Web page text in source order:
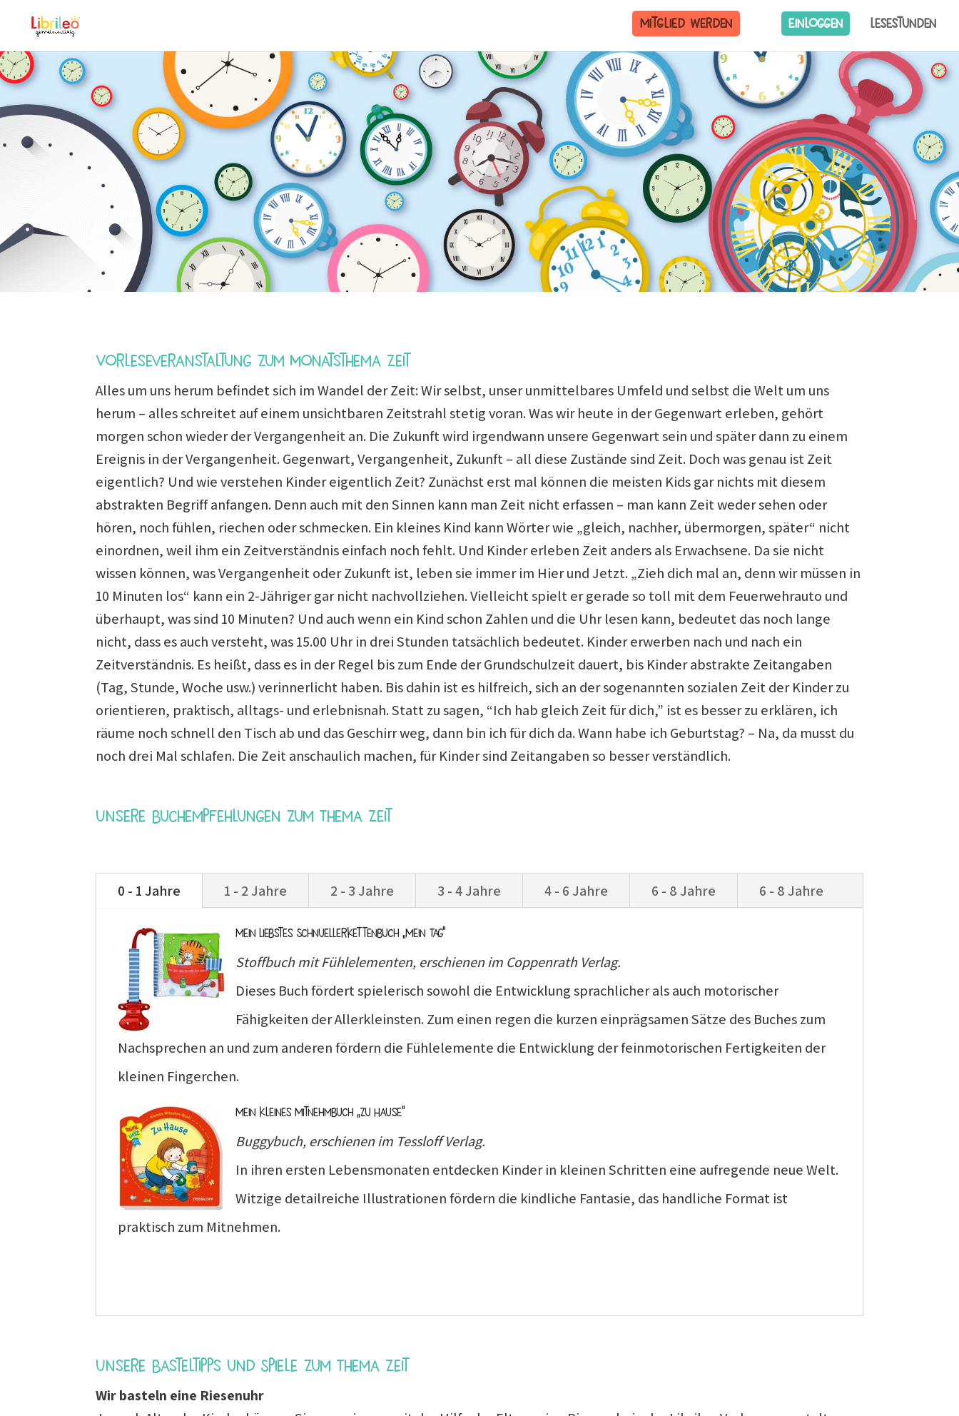
Mitglied werden Einloggen Lesestunden
Vorleseveranstaltung zum Monatsthema Zeit
Alles um uns herum befindet sich im Wandel der Zeit: Wir selbst, unser unmittelbares Umfeld und selbst die Welt um uns
herum – alles schreitet auf einem unsichtbaren Zeitstrahl stetig voran. Was wir heute in der Gegenwart erleben, gehört
morgen schon wieder der Vergangenheit an. Die Zukunft wird irgendwann unsere Gegenwart sein und später dann zu einem
Ereignis in der Vergangenheit. Gegenwart, Vergangenheit, Zukunft – all diese Zustände sind Zeit. Doch was genau ist Zeit
eigentlich? Und wie verstehen Kinder eigentlich Zeit? Zunächst erst mal können die meisten Kids gar nichts mit diesem
abstrakten Begriff anfangen. Denn auch mit den Sinnen kann man Zeit nicht erfassen – man kann Zeit weder sehen oder
hören, noch fühlen, riechen oder schmecken. Ein kleines Kind kann Wörter wie „gleich, nachher, übermorgen, später“ nicht
einordnen, weil ihm ein Zeitverständnis einfach noch fehlt. Und Kinder erleben Zeit anders als Erwachsene. Da sie nicht
wissen können, was Vergangenheit oder Zukunft ist, leben sie immer im Hier und Jetzt. „Zieh dich mal an, denn wir müssen in
10 Minuten los“ kann ein 2-Jähriger gar nicht nachvollziehen. Vielleicht spielt er gerade so toll mit dem Feuerwehrauto und
überhaupt, was sind 10 Minuten? Und auch wenn ein Kind schon Zahlen und die Uhr lesen kann, bedeutet das noch lange
nicht, dass es auch versteht, was 15.00 Uhr in drei Stunden tatsächlich bedeutet. Kinder erwerben nach und nach ein
Zeitverständnis. Es heißt, dass es in der Regel bis zum Ende der Grundschulzeit dauert, bis Kinder abstrakte Zeitangaben
(Tag, Stunde, Woche usw.) verinnerlicht haben. Bis dahin ist es hilfreich, sich an der sogenannten sozialen Zeit der Kinder zu
orientieren, praktisch, alltags- und erlebnisnah. Statt zu sagen, “Ich hab gleich Zeit für dich,” ist es besser zu erklären, ich
räume noch schnell den Tisch ab und das Geschirr weg, dann bin ich für dich da. Wann habe ich Geburtstag? – Na, da musst du
noch drei Mal schlafen. Die Zeit anschaulich machen, für Kinder sind Zeitangaben so besser verständlich.
Unsere Buchempfehlungen zum Thema Zeit
0 - 1 Jahre 1 - 2 Jahre 2 - 3 Jahre 3 - 4 Jahre 4 - 6 Jahre 6 - 8 Jahre 6 - 8 Jahre
Mein liebstes Schnuellerkettenbuch „Mein Tag“
Stoffbuch mit Fühlelementen, erschienen im Coppenrath Verlag.
Dieses Buch fördert spielerisch sowohl die Entwicklung sprachlicher als auch motorischer
Fähigkeiten der Allerkleinsten. Zum einen regen die kurzen einprägsamen Sätze des Buches zum
Nachsprechen an und zum anderen fördern die Fühlelemente die Entwicklung der feinmotorischen Fertigkeiten der
kleinen Fingerchen.
Mein kleines Mitnehmbuch „Zu Hause“
Buggybuch, erschienen im Tessloff Verlag.
In ihren ersten Lebensmonaten entdecken Kinder in kleinen Schritten eine aufregende neue Welt.
Witzige detailreiche Illustrationen fördern die kindliche Fantasie, das handliche Format ist
praktisch zum Mitnehmen.
Unsere Basteltipps und Spiele zum Thema Zeit
Wir basteln eine Riesenuhr